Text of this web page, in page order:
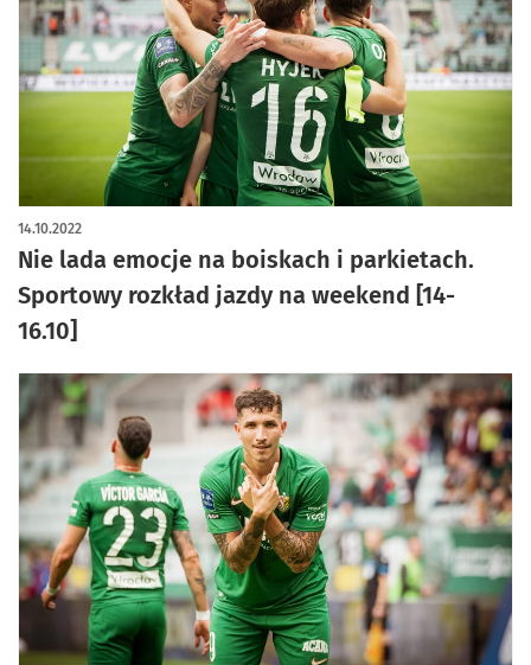
Nie lada emocje na boiskach i parkietach.
Sportowy rozkład jazdy na weekend [14-
16.10]
14.10.2022